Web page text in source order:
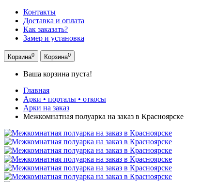
Контакты
Доставка и оплата
Как заказать?
Замер и установка
Корзина0 Корзина0
Ваша корзина пуста!
Главная
Арки • порталы • откосы
Арки на заказ
Межкомнатная полуарка на заказ в Красноярске